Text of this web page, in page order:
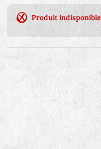
Produit indisponible